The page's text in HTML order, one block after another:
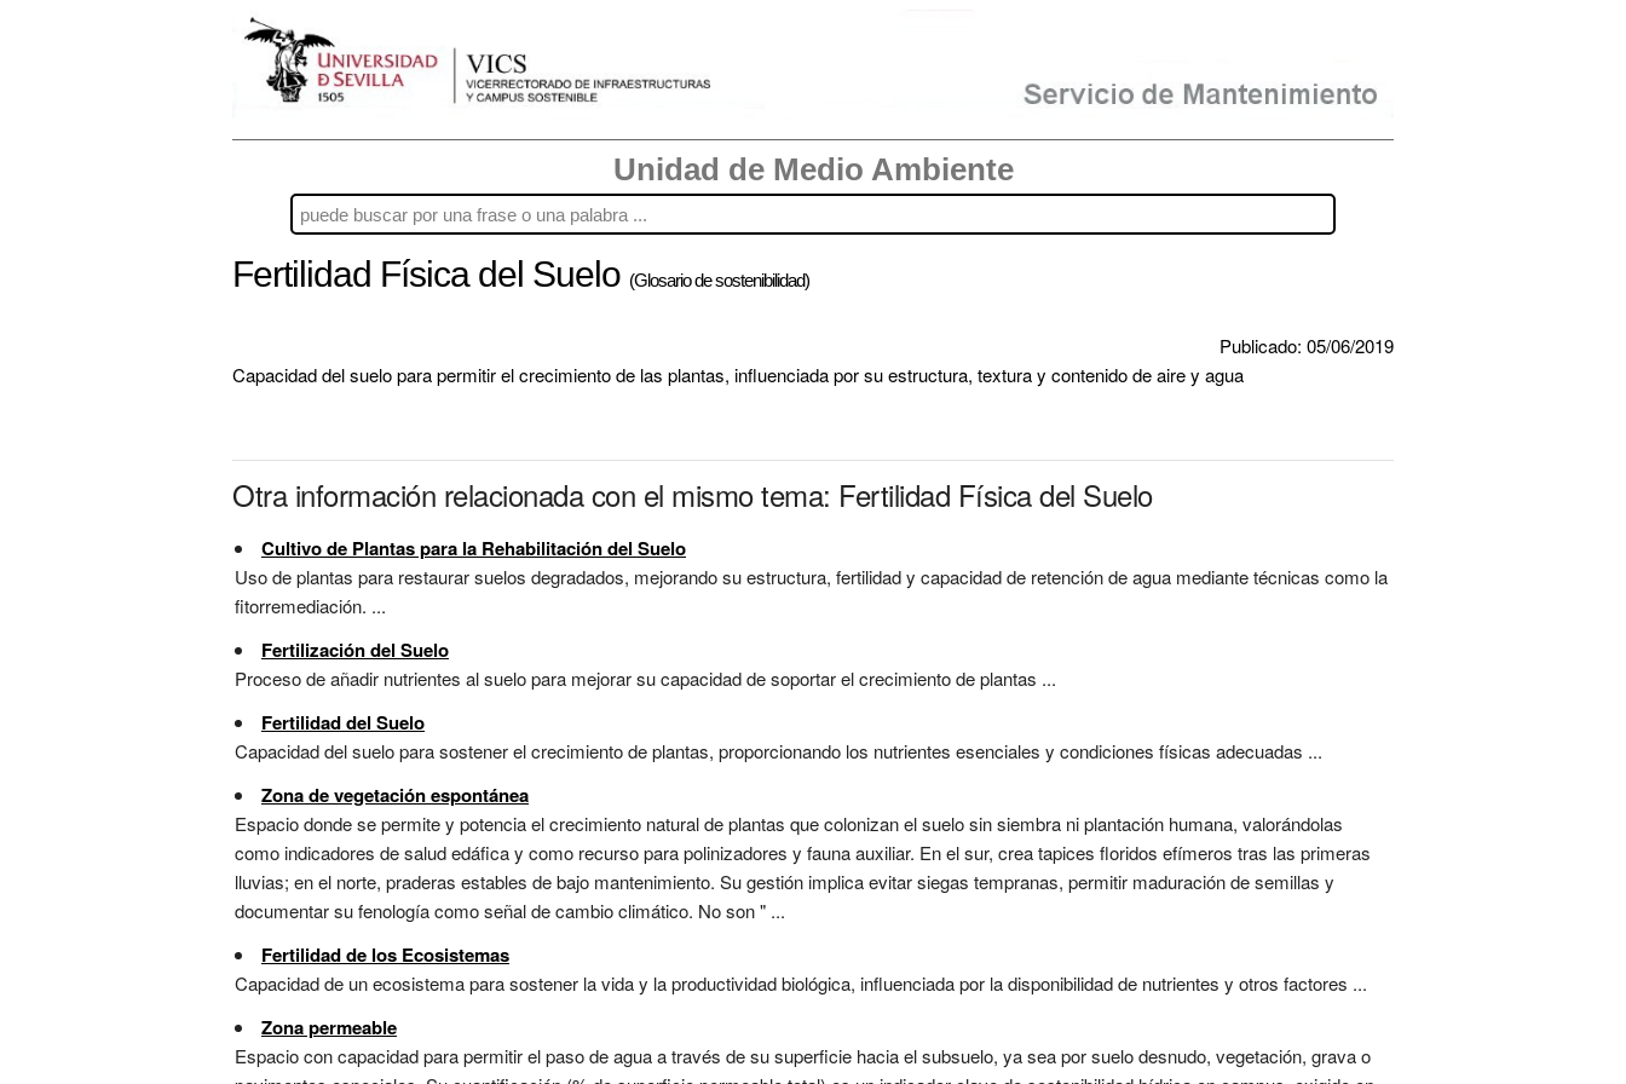
Unidad de Medio Ambiente
Fertilidad Física del Suelo (Glosario de sostenibilidad)
Publicado: 05/06/2019
Capacidad del suelo para permitir el crecimiento de las plantas, influenciada por su estructura, textura y contenido de aire y agua
Otra información relacionada con el mismo tema: Fertilidad Física del Suelo
Cultivo de Plantas para la Rehabilitación del Suelo
Uso de plantas para restaurar suelos degradados, mejorando su estructura, fertilidad y capacidad de retención de agua mediante técnicas como la
fitorremediación. ...
Fertilización del Suelo
Proceso de añadir nutrientes al suelo para mejorar su capacidad de soportar el crecimiento de plantas ...
Fertilidad del Suelo
Capacidad del suelo para sostener el crecimiento de plantas, proporcionando los nutrientes esenciales y condiciones físicas adecuadas ...
Zona de vegetación espontánea
Espacio donde se permite y potencia el crecimiento natural de plantas que colonizan el suelo sin siembra ni plantación humana, valorándolas
como indicadores de salud edáfica y como recurso para polinizadores y fauna auxiliar. En el sur, crea tapices floridos efímeros tras las primeras
lluvias; en el norte, praderas estables de bajo mantenimiento. Su gestión implica evitar siegas tempranas, permitir maduración de semillas y
documentar su fenología como señal de cambio climático. No son " ...
Fertilidad de los Ecosistemas
Capacidad de un ecosistema para sostener la vida y la productividad biológica, influenciada por la disponibilidad de nutrientes y otros factores ...
Zona permeable
Espacio con capacidad para permitir el paso de agua a través de su superficie hacia el subsuelo, ya sea por suelo desnudo, vegetación, grava o